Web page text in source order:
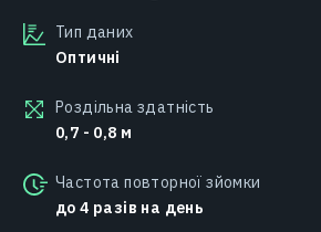
Тип даних
Оптичні
Роздільна здатність
0,7 - 0,8 м
Частота повторної зйомки
до 4 разів на день